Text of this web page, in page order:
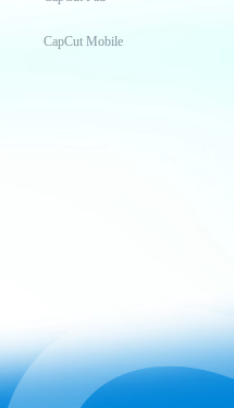
CapCut Mobile